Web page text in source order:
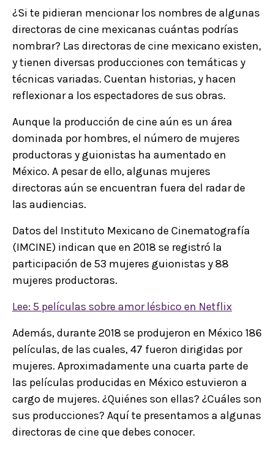
¿Si te pidieran mencionar los nombres de algunas
directoras de cine mexicanas cuántas podrías
nombrar? Las directoras de cine mexicano existen,
y tienen diversas producciones con temáticas y
técnicas variadas. Cuentan historias, y hacen
reflexionar a los espectadores de sus obras.
Aunque la producción de cine aún es un área
dominada por hombres, el número de mujeres
productoras y guionistas ha aumentado en
México. A pesar de ello, algunas mujeres
directoras aún se encuentran fuera del radar de
las audiencias.
Datos del Instituto Mexicano de Cinematografía
(IMCINE) indican que en 2018 se registró la
participación de 53 mujeres guionistas y 88
mujeres productoras.
Lee: 5 películas sobre amor lésbico en Netflix
Además, durante 2018 se produjeron en México 186
películas, de las cuales, 47 fueron dirigidas por
mujeres. Aproximadamente una cuarta parte de
las películas producidas en México estuvieron a
cargo de mujeres. ¿Quiénes son ellas? ¿Cuáles son
sus producciones? Aquí te presentamos a algunas
directoras de cine que debes conocer.